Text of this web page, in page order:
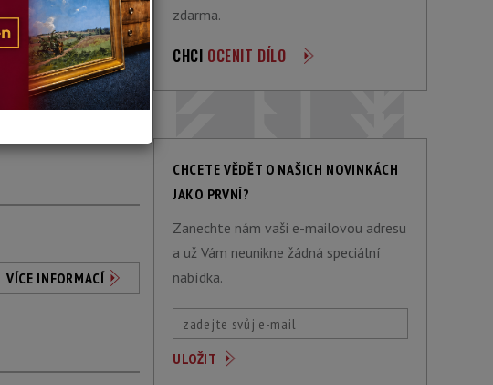
VÍCE INFORMACÍ
VÍCE INFORMACÍ
zdarma.
CHCI OCENIT DÍLO
CHCETE VĚDĚT O NAŠICH NOVINKÁCH
JAKO PRVNÍ?
Zanechte nám vaši e-mailovou adresu
a už Vám neunikne žádná speciální
nabídka.